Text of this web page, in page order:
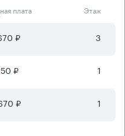
плата Этаж
₽ 3
₽ 1
₽ 1